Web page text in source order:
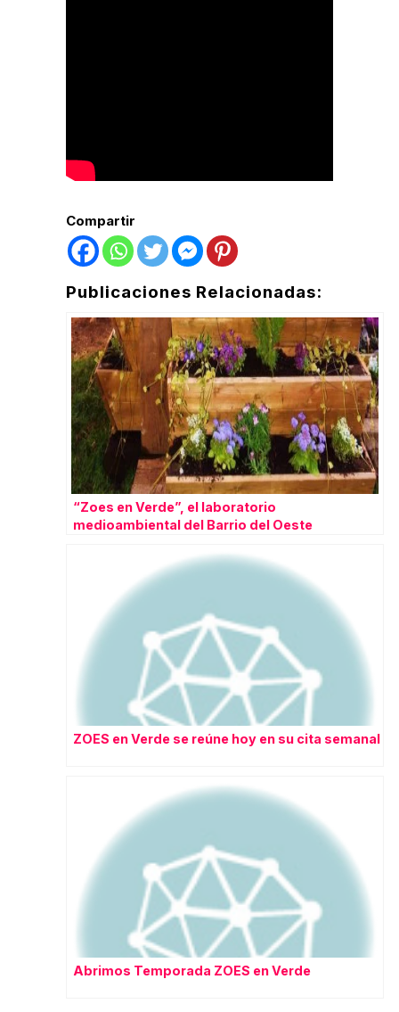
Compartir
Publicaciones Relacionadas:
“Zoes en Verde”, el laboratorio
medioambiental del Barrio del Oeste
ZOES en Verde se reúne hoy en su cita semanal
Abrimos Temporada ZOES en Verde